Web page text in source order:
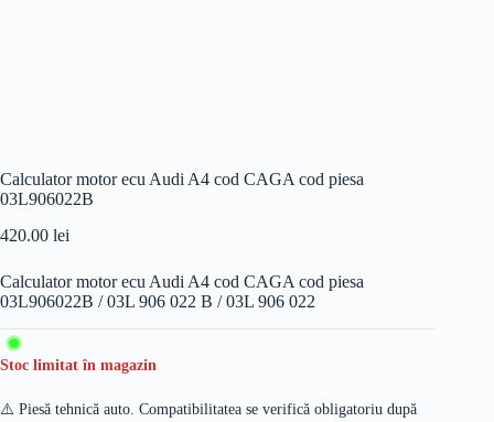
Calculator motor ecu Audi A4 cod CAGA cod piesa
03L906022B
420.00 lei
Calculator motor ecu Audi A4 cod CAGA cod piesa
03L906022B / 03L 906 022 B / 03L 906 022
Stoc limitat în magazin
⚠️ Piesă tehnică auto. Compatibilitatea se verifică obligatoriu după